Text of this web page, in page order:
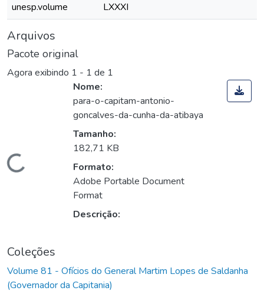
unesp.volume
LXXXI
Arquivos
Pacote original
Agora exibindo 1 - 1 de 1
Carregando...
Nome:
para-o-capitam-antonio-
goncalves-da-cunha-da-atibaya
Tamanho:
182,71 KB
Formato:
Adobe Portable Document
Format
Descrição:
Coleções
Volume 81 - Ofícios do General Martim Lopes de Saldanha
(Governador da Capitania)